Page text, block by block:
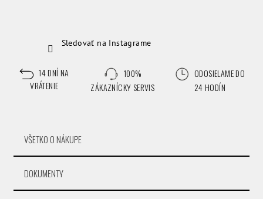
Sledovať na Instagrame
14 DNÍ NA
VRÁTENIE
100%
ZÁKAZNÍCKY SERVIS
ODOSIELAME DO
24 HODÍN
VŠETKO O NÁKUPE
DOKUMENTY